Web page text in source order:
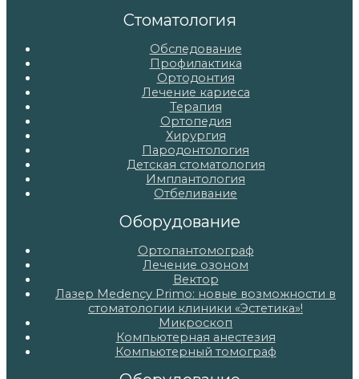
Стоматология
Обследование
Профилактика
Ортодонтия
Лечение кариеса
Терапия
Ортопедия
Хирургия
Пародонтология
Детская стоматология
Имплантология
Отбеливание
Оборудование
Ортопантомограф
Лечение озоном
Вектор
Лазер Medency Primo: новые возможности в
стоматологии клиники «Эстетика»!
Микроскоп
Компьютерная анестезия
Компьютерный томограф